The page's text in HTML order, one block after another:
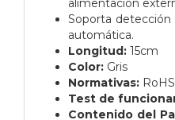
alimentación
Soporta detección
automática.
Longitud: 15cm
Color: Gris
Normativas:
Test de
Contenido del